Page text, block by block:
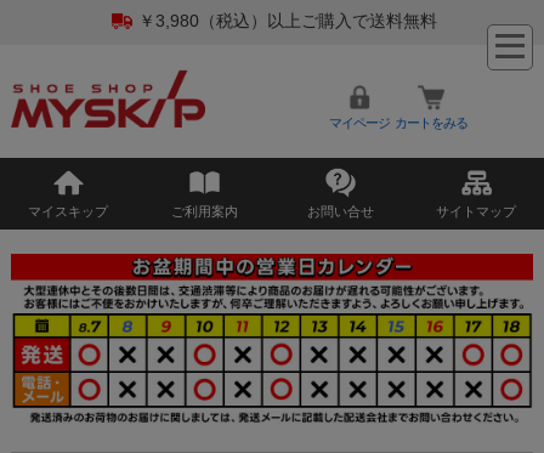
￥3,980（税込）以上ご購入で送料無料
マイページ カートをみる
マイスキップ ご利用案内 お問い合せ サイトマップ